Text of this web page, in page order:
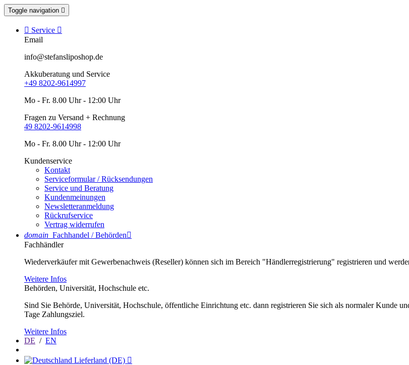
Toggle navigation 
 Service 
Email
info@stefansliposhop.de
Akkuberatung und Service
+49 8202-9614997
Mo - Fr. 8.00 Uhr - 12:00 Uhr
Fragen zu Versand + Rechnung
49 8202-9614998
Mo - Fr. 8.00 Uhr - 12:00 Uhr
Kundenservice
Kontakt
Serviceformular / Rücksendungen
Service und Beratung
Kundenmeinungen
Newsletteranmeldung
Rückrufservice
Vertrag widerrufen
domain Fachhandel / Behörden
Fachhändler
Wiederverkäufer mit Gewerbenachweis (Reseller) können sich im Bereich "Händlerregistrierung" registrieren und
Weitere Infos
Behörden, Universität, Hochschule etc.
Sind Sie Behörde, Universität, Hochschule, öffentliche Einrichtung etc. dann registrieren Sie sich als normaler Kunde
Tage Zahlungsziel.
Weitere Infos
DE / EN
Lieferland (DE) 